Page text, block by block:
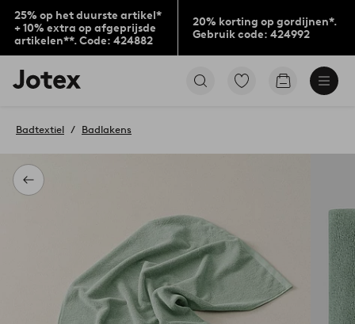
25% op het duurste artikel*
+ 10% extra op afgeprijsde
artikelen**. Code: 424882
20% korting op gordijnen*.
Gebruik code: 424992
Jotex
logo
to
home
page
Ga
Go
Terug
Badtextiel Badlakens